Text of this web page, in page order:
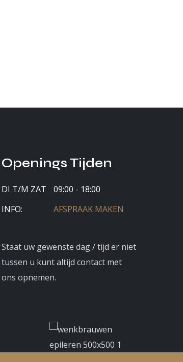
Openings Tijden
DI T/M ZAT
09:00 - 18:00
INFO:
AFSPRAAK MAKEN
Staat uw gewenste dag / tijd er niet
tussen u kunt altijd contact met
ons opnemen.